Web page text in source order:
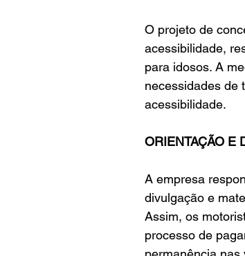
O projeto de
acessibilidade,
para idosos. A
necessidades de
acessibilidade.
ORIENTAÇÃO E
A empresa
divulgação e
Assim, os
processo de